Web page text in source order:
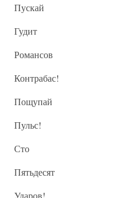
Пускай
Гудит
Романсов
Контрабас!
Пощупай
Пульс!
Сто
Пятьдесят
Ударов!